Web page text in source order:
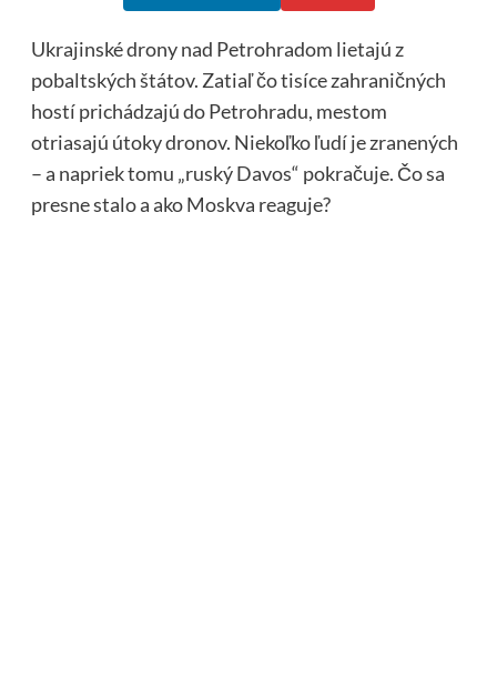
Ukrajinské drony nad Petrohradom lietajú z
pobaltských štátov. Zatiaľ čo tisíce zahraničných
hostí prichádzajú do Petrohradu, mestom
otriasajú útoky dronov. Niekoľko ľudí je zranených
– a napriek tomu „ruský Davos“ pokračuje. Čo sa
presne stalo a ako Moskva reaguje?